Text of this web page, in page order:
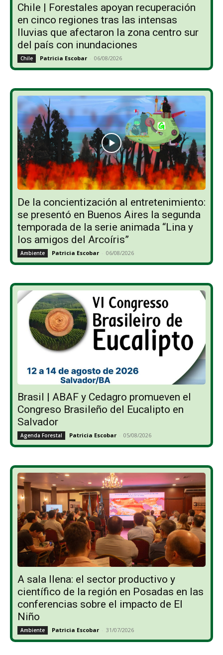
Chile | Forestales apoyan recuperación
en cinco regiones tras las intensas
lluvias que afectaron la zona centro sur
del país con inundaciones
Chile Patricia Escobar - 06/08/2026
De la concientización al entretenimiento:
se presentó en Buenos Aires la segunda
temporada de la serie animada “Lina y
los amigos del Arcoíris”
Ambiente Patricia Escobar - 06/08/2026
Brasil | ABAF y Cedagro promueven el
Congreso Brasileño del Eucalipto en
Salvador
Agenda Forestal Patricia Escobar - 05/08/2026
A sala llena: el sector productivo y
científico de la región en Posadas en las
conferencias sobre el impacto de El
Niño
Ambiente Patricia Escobar - 31/07/2026